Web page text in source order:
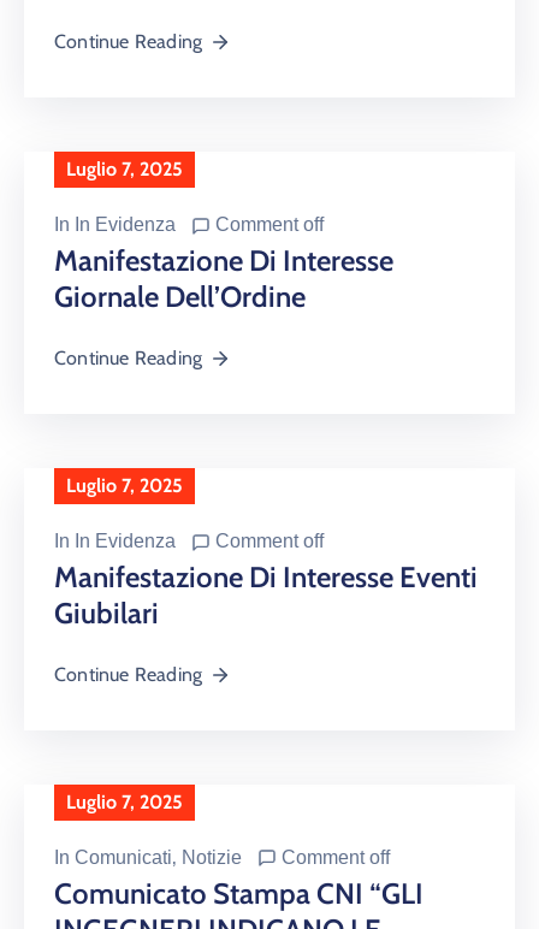
Continue Reading
Luglio 7, 2025
In In Evidenza Comment off
Manifestazione Di Interesse
Giornale Dell’Ordine
Continue Reading
Luglio 7, 2025
In In Evidenza Comment off
Manifestazione Di Interesse Eventi
Giubilari
Continue Reading
Luglio 7, 2025
In Comunicati‚ Notizie Comment off
Comunicato Stampa CNI “GLI